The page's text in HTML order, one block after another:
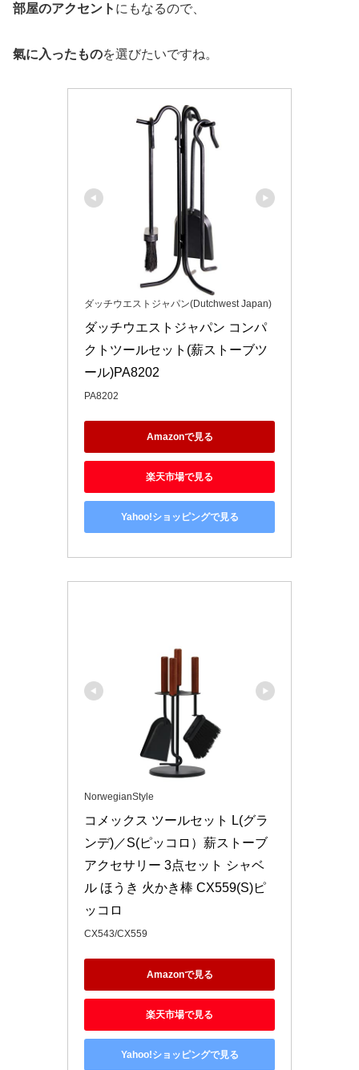
部屋のアクセント にもなるので、
氣に入ったものを選びたいですね。
ダッチウエストジャパン(Dutchwest Japan)
ダッチウエストジャパン コンパ
クトツールセット(薪ストーブツ
ール)PA8202
PA8202
Amazonで見る
楽天市場で見る
Yahoo!ショッピングで見る
NorwegianStyle
コメックス ツールセット L(グラ
ンデ)／S(ピッコロ）薪ストーブ
アクセサリー 3点セット シャベ
ル ほうき 火かき棒 CX559(S)ピ
ッコロ
CX543/CX559
Amazonで見る
楽天市場で見る
Yahoo!ショッピングで見る